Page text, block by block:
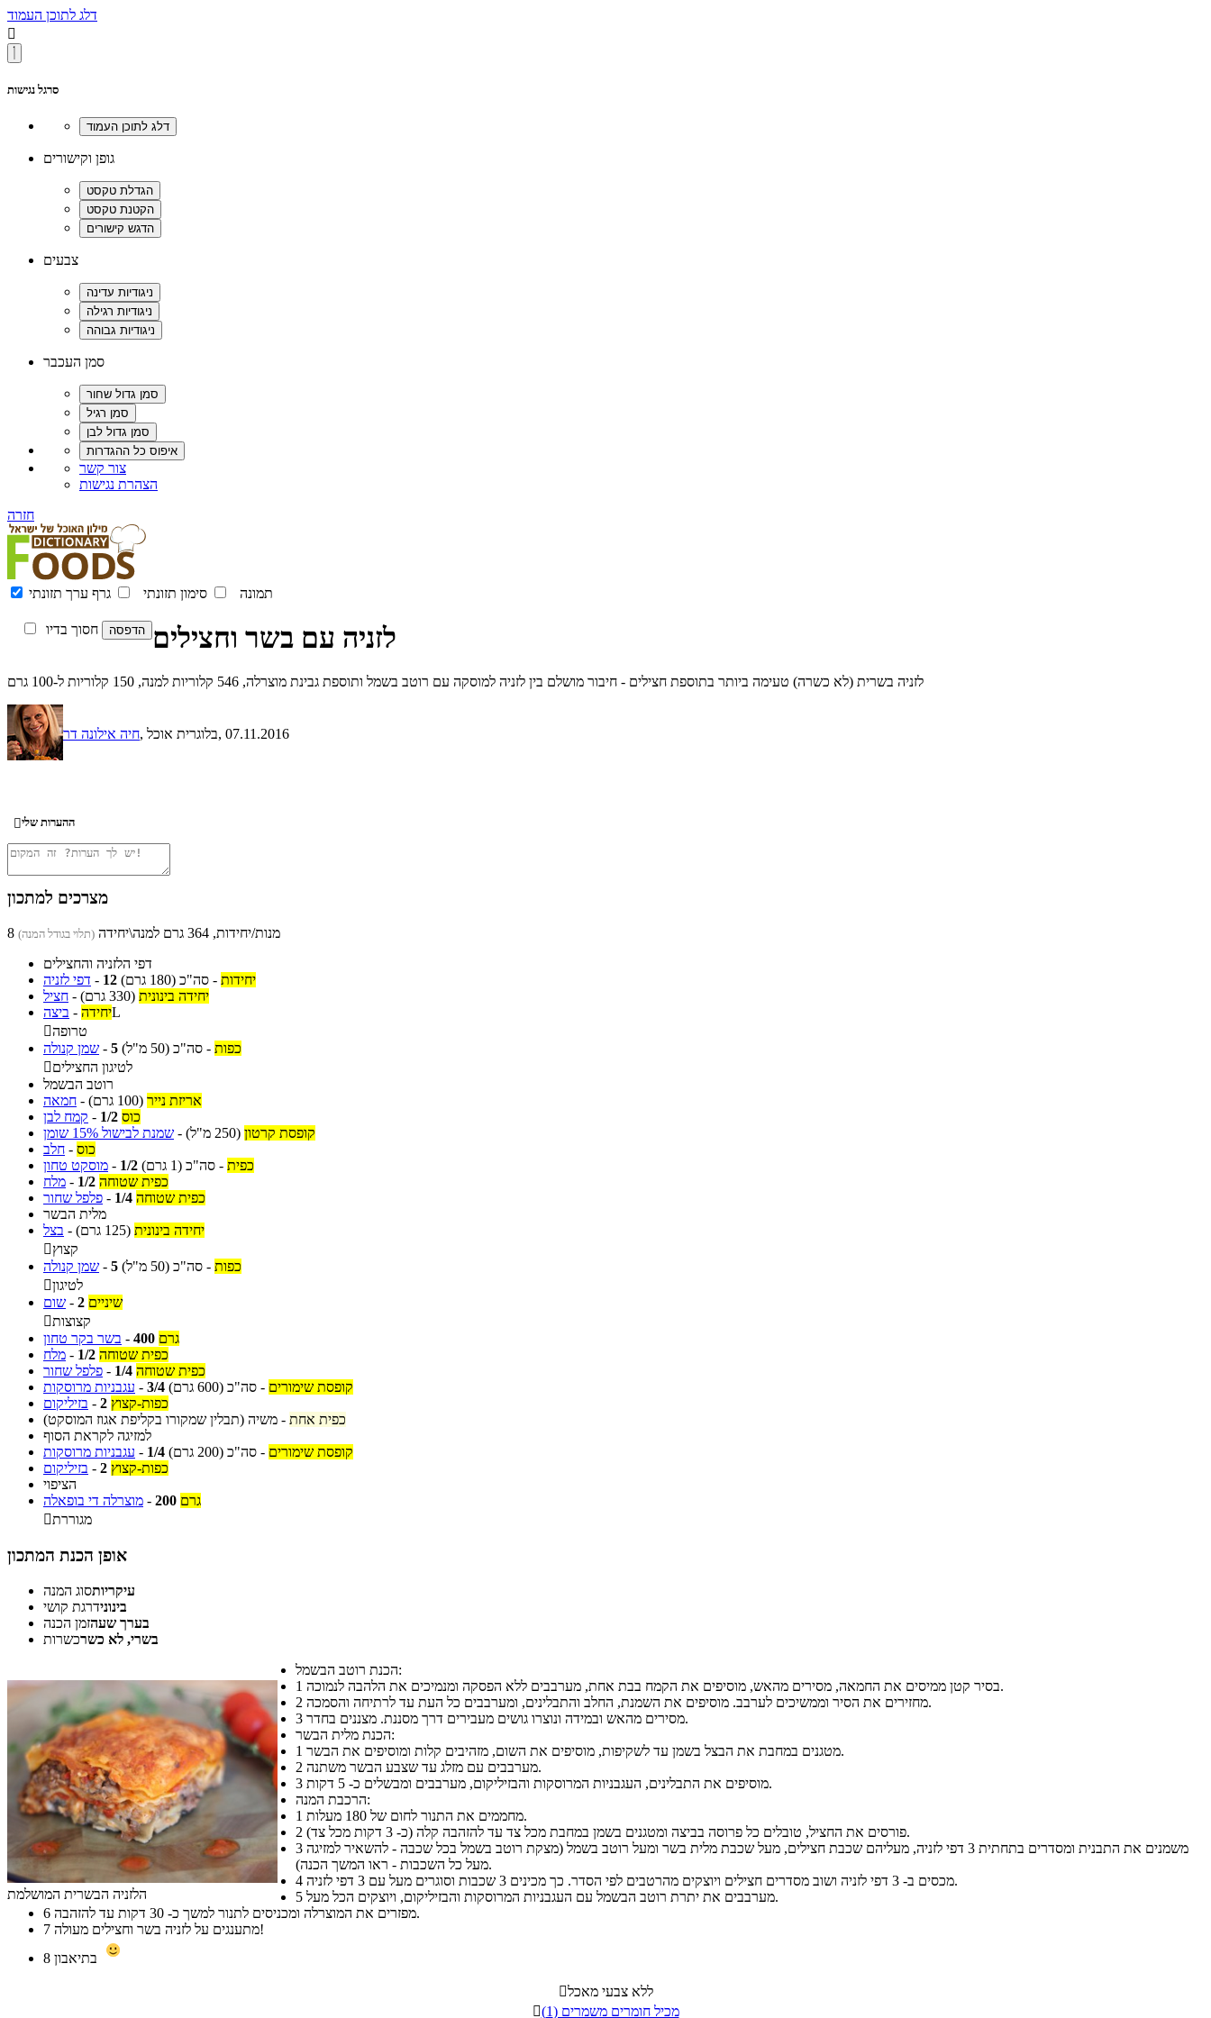
דלג לתוכן העמוד

סרגל נגישות
גופן וקישורים
צבעים
סמן העכבר
צור קשר
הצהרת נגישות
חזרה
תמונה סימון תזונתי גרף ערך תזונתי
חסוך בדיו לזניה עם בשר וחצילים
לזניה בשרית (לא כשרה) טעימה ביותר בתוספת חצילים - חיבור מושלם בין לזניה למוסקה עם רוטב בשמל ותוספת גבינת מוצרלה, 546 קלוריות למנה, 150 קלוריות ל-100 גרם
חיה אילונה דר , בלוגרית אוכל, 07.11.2016
ההערות שלי
מצרכים למתכון
8 מנות/יחידות, 364 גרם למנה\יחידה (תלוי בגודל המנה)
דפי הלזניה והחצילים
דפי לזניה - 12 יחידות - סה"כ (180 גרם)
חציל - יחידה בינונית (330 גרם)
ביצה - יחידהL
טרופה
שמן קנולה - 5 כפות - סה"כ (50 מ"ל)
לטיגון החצילים
רוטב הבשמל
חמאה - אריזת נייר (100 גרם)
קמח לבן - 1/2 כוס
שמנת לבישול 15% שומן - קופסת קרטון (250 מ"ל)
חלב - כוס
מוסקט טחון - 1/2 כפית - סה"כ (1 גרם)
מלח - 1/2 כפית שטוחה
פלפל שחור - 1/4 כפית שטוחה
מלית הבשר
בצל - יחידה בינונית (125 גרם)
קצוץ
שמן קנולה - 5 כפות - סה"כ (50 מ"ל)
לטיגון
שום - 2 שיניים
קצוצות
בשר בקר טחון - 400 גרם
מלח - 1/2 כפית שטוחה
פלפל שחור - 1/4 כפית שטוחה
עגבניות מרוסקות - 3/4 קופסת שימורים - סה"כ (600 גרם)
בזיליקום - 2 כפות-קצוץ
משיה (תבלין שמקורו בקליפת אגוז המוסקט) - כפית אחת
למזיגה לקראת הסוף
עגבניות מרוסקות - 1/4 קופסת שימורים - סה"כ (200 גרם)
בזיליקום - 2 כפות-קצוץ
הציפוי
מוצרלה די בופאלה - 200 גרם
מגוררת
אופן הכנת המתכון
עיקריותסוג המנה
בינונידרגת קושי
בערך שעהזמן הכנה
בשרי, לא כשרכשרות
הלזניה הבשרית המושלמת
הכנת רוטב הבשמל:
1
בסיר קטן ממיסים את החמאה, מסירים מהאש, מוסיפים את הקמח בבת אחת, מערבבים ללא הפסקה ומנמיכים את הלהבה לנמוכה.
2
מחזירים את הסיר וממשיכים לערבב. מוסיפים את השמנת, החלב והתבלינים, ומערבבים כל העת עד לרתיחה והסמכה.
3
מסירים מהאש ובמידה ונוצרו גושים מעבירים דרך מסננת. מצננים בחדר.
הכנת מלית הבשר:
1
מטגנים במחבת את הבצל בשמן עד לשקיפות, מוסיפים את השום, מזהיבים קלות ומוסיפים את הבשר.
2
מערבבים עם מזלג עד שצבע הבשר משתנה.
3
מוסיפים את התבלינים, העגבניות המרוסקות והבזיליקום, מערבבים ומבשלים כ- 5 דקות.
הרכבת המנה:
1
מחממים את התנור לחום של 180 מעלות.
2
פורסים את החציל, טובלים כל פרוסה בביצה ומטגנים בשמן במחבת מכל צד עד להזהבה קלה (כ- 3 דקות מכל צד).
3
מעל כל השכבות - ראו המשך הכנה).
4
מכסים ב- 3 דפי לזניה ושוב מסדרים חצילים ויוצקים מהרטבים לפי הסדר. כך מכינים 3 שכבות וסוגרים מעל עם 3 דפי לזניה.
5
מערבבים את יתרת רוטב הבשמל עם העגבניות המרוסקות והבזיליקום, ויוצקים הכל מעל.
6
מפזרים את המוצרלה ומכניסים לתנור למשך כ- 30 דקות עד להזהבה.
7
מתענגים על לזניה בשר וחצילים מעולה!
8
ללא צבעי מאכל

מכיל חומרים משמרים (1)